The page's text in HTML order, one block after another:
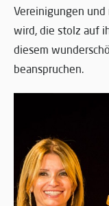
Vereinigungen
wird, die stolz auf
diesem
beanspruchen.